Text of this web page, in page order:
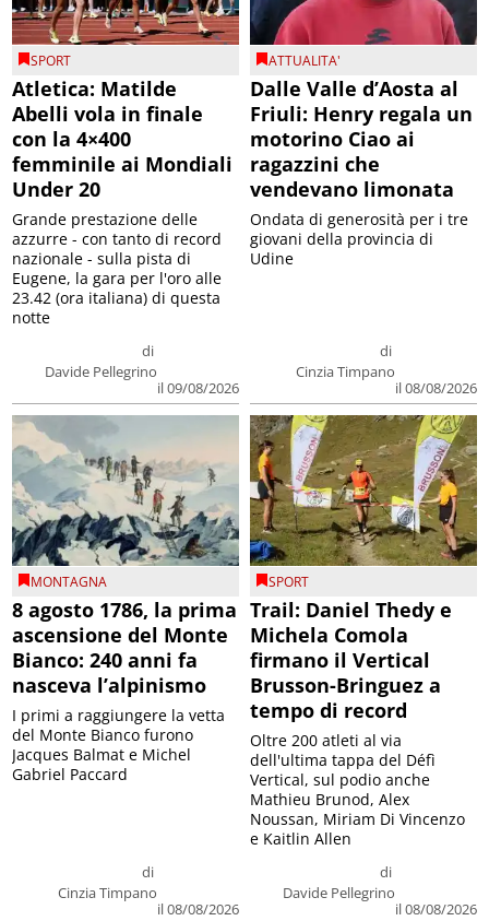
SPORT
Atletica: Matilde
Abelli vola in finale
con la 4×400
femminile ai Mondiali
Under 20
di
Davide Pellegrino
il 09/08/2026
Grande prestazione delle
azzurre - con tanto di record
nazionale - sulla pista di
Eugene, la gara per l'oro alle
23.42 (ora italiana) di questa
notte
ATTUALITA'
Dalle Valle d’Aosta al
Friuli: Henry regala un
motorino Ciao ai
ragazzini che
vendevano limonata
di
Cinzia Timpano
il 08/08/2026
Ondata di generosità per i tre
giovani della provincia di
Udine
MONTAGNA
8 agosto 1786, la prima
ascensione del Monte
Bianco: 240 anni fa
nasceva l’alpinismo
di
Cinzia Timpano
il 08/08/2026
I primi a raggiungere la vetta
del Monte Bianco furono
Jacques Balmat e Michel
Gabriel Paccard
SPORT
Trail: Daniel Thedy e
Michela Comola
firmano il Vertical
Brusson-Bringuez a
tempo di record
di
Davide Pellegrino
il 08/08/2026
Oltre 200 atleti al via
dell'ultima tappa del Défì
Vertical, sul podio anche
Mathieu Brunod, Alex
Noussan, Miriam Di Vincenzo
e Kaitlin Allen